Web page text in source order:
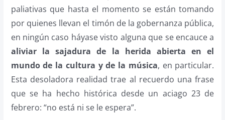
paliativas que hasta el momento se están tomando
por quienes llevan el timón de la gobernanza pública,
en ningún caso háyase visto alguna que se encauce a
aliviar la sajadura de la herida abierta en el
mundo de la cultura y de la música, en particular.
Esta desoladora realidad trae al recuerdo una frase
que se ha hecho histórica desde un aciago 23 de
febrero: “no está ni se le espera”.